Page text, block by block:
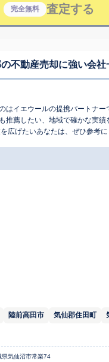
完全無料 査定する
不動産売却に強い会社
はイエウールの提携パートナー
推薦したい、地域で確かな実績
広げたいあなたは、ぜひ参考に
陸前高田市 気仙郡住田町
県気仙沼市常楽74